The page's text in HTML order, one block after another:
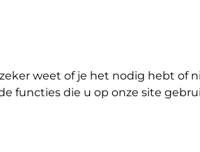
weet of je het nodig hebt of
functies die u op onze site